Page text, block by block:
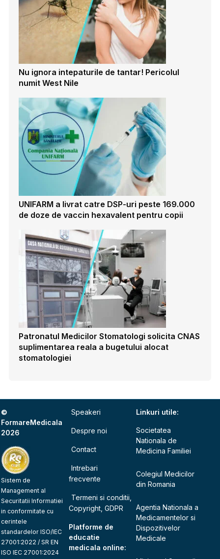
Nu ignora intepaturile de tantar! Pericolul
numit West Nile
UNIFARM a livrat catre DSP-uri peste 169.000
de doze de vaccin hexavalent pentru copii
Patronatul Medicilor Stomatologi solicita CNAS
suplimentarea reala a bugetului alocat
stomatologiei
©
FormareMedicala
2026
Sistem de
Management al
Securitatii Informatiei
in conformitate cu
cerintele
standardelor ISO/IEC
27001:2022 / SR EN
ISO IEC 27001:2024
Speakeri
Despre noi
Contact
Intrebari
frecvente
Termeni si conditii,
Copyright, GDPR
Platforme de
educatie
medicala online:
Linkuri utile:
Societatea
Nationala de
Medicina Familiei
Colegiul Medicilor
din Romania
Agentia Nationala a
Medicamentelor si
Dispozitivelor
Medicale